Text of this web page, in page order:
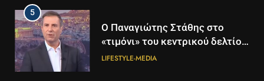
5
Ο Παναγιώτης Στάθης στο
«τιμόνι» του κεντρικού δελτίου
ειδήσεων της ΕΡΤ
LIFESTYLE-MEDIA
5
Διάστημα: Εντοπίστηκαν για
πρώτη φορά ενδείξεις για τον
άνεμο που εκπέμπει η μαύρη
ΔΙΕΘΝΉ ΕΠΙΣΤΉΜΗ